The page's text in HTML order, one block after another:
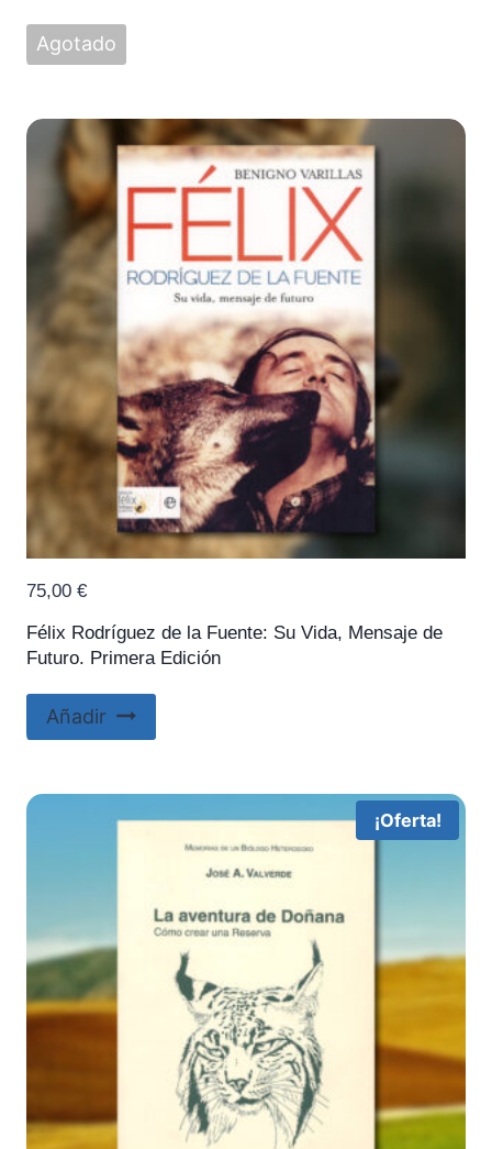
Agotado
Félix Rodríguez de la Fuente: Su Vida, Mensaje de
Futuro. Primera Edición
75,00 €
Añadir
¡Oferta!